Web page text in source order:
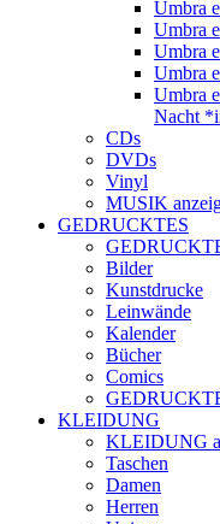
Umbra
Umbra
Umbra
Umbra
Umbra
Nacht
CDs
DVDs
Vinyl
MUSIK
GEDRUCKTES
Bilder
Kunstdrucke
Leinwände
Kalender
Bücher
Comics
KLEIDUNG
KLEIDUNG
Taschen
Damen
Herren